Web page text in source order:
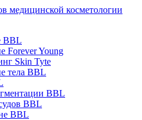
BBL
Forever Young
Skin Tyte
тела BBL
BBL
BBL
BBL